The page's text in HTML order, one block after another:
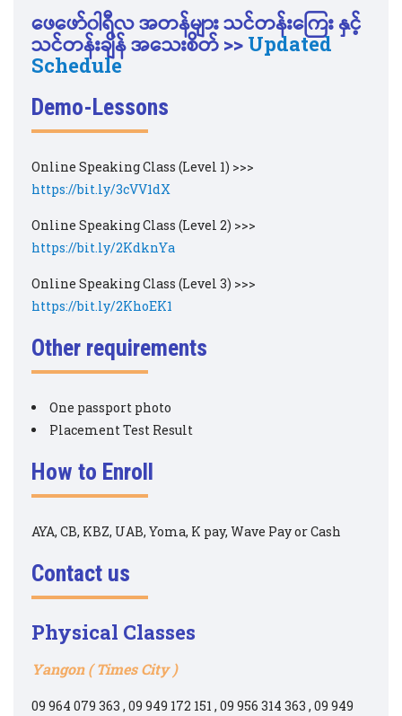
ဖေဖော်၀ါရီလအတန်များ သင်တန်းကြေး နှင့်
သင်တန်းချိန် အသေးစိတ် >> Updated
Schedule
Demo-Lessons
Online Speaking Class (Level 1) >>>
https://bit.ly/3cVV1dX
Online Speaking Class (Level 2) >>>
https://bit.ly/2KdknYa
Online Speaking Class (Level 3) >>>
https://bit.ly/2KhoEK1
Other requirements
One passport photo
Placement Test Result
How to Enroll
AYA, CB, KBZ, UAB, Yoma, K pay, Wave Pay or Cash
Contact us
Physical Classes
Yangon ( Times City )
09 964 079 363 , 09 949 172 151 , 09 956 314 363 , 09 949